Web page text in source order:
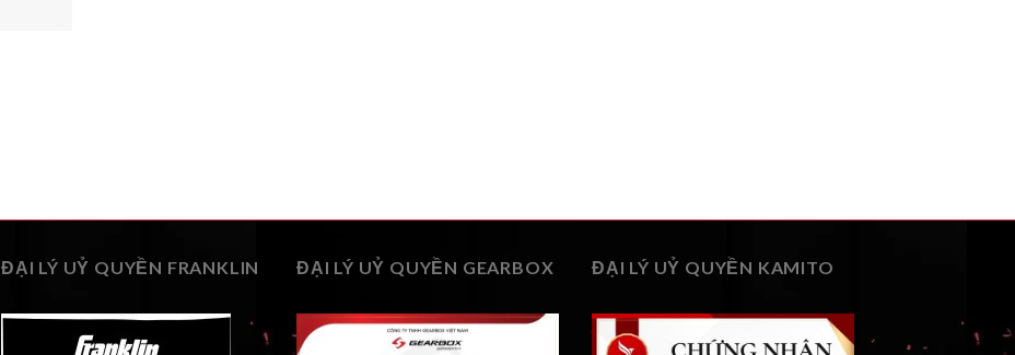
ĐẠI LÝ UỶ QUYỀN FRANKLIN ĐẠI LÝ UỶ QUYỀN GEARBOX ĐẠI LÝ UỶ QUYỀN KAMITO